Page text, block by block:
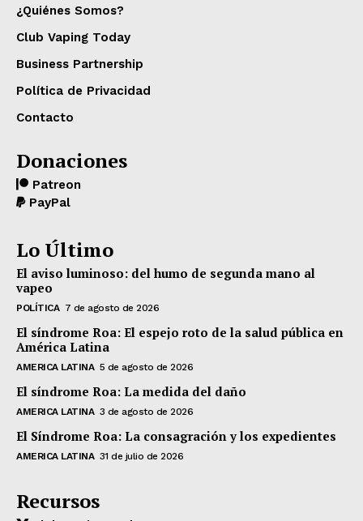
¿Quiénes Somos?
Club Vaping Today
Business Partnership
Política de Privacidad
Contacto
Donaciones
Patreon
PayPal
Lo Último
El aviso luminoso: del humo de segunda mano al
vapeo
POLÍTICA 7 de agosto de 2026
El síndrome Roa: El espejo roto de la salud pública en
América Latina
AMERICA LATINA 5 de agosto de 2026
El síndrome Roa: La medida del daño
AMERICA LATINA 3 de agosto de 2026
El Síndrome Roa: La consagración y los expedientes
AMERICA LATINA 31 de julio de 2026
Recursos